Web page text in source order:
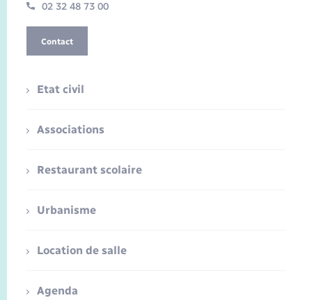
02 32 48 73 00
Contact
Etat civil
Associations
Restaurant scolaire
Urbanisme
Location de salle
Agenda